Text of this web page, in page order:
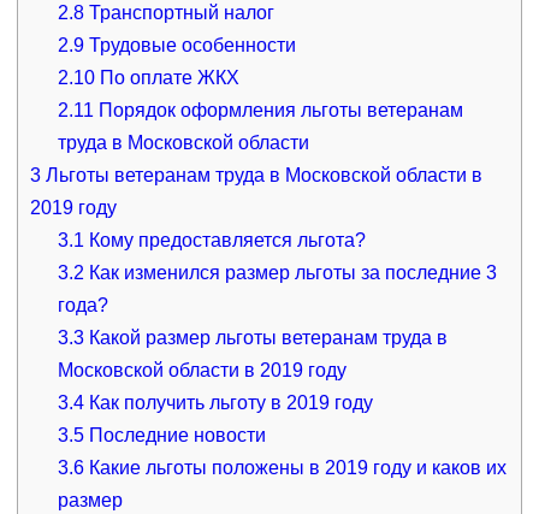
2.8 Транспортный налог
2.9 Трудовые особенности
2.10 По оплате ЖКХ
2.11 Порядок оформления льготы ветеранам
труда в Московской области
3Льготы ветеранам труда в Московской области в
2019 году
3.1 Кому предоставляется льгота?
3.2 Как изменился размер льготы за последние 3
года?
3.3 Какой размер льготы ветеранам труда в
Московской области в 2019 году
3.4 Как получить льготу в 2019 году
3.5 Последние новости
3.6 Какие льготы положены в 2019 году и каков их
размер